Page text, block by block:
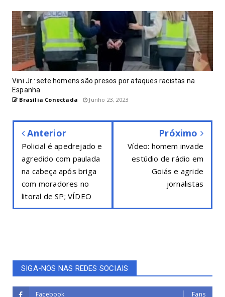
Vini Jr.: sete homens são presos por ataques racistas na
Espanha
Brasília Conectada Junho 23, 2023
Anterior
Policial é apedrejado e
agredido com paulada
na cabeça após briga
com moradores no
litoral de SP; VÍDEO
Próximo
Vídeo: homem invade
estúdio de rádio em
Goiás e agride
jornalistas
SIGA-NOS NAS REDES SOCIAIS
Facebook Fans